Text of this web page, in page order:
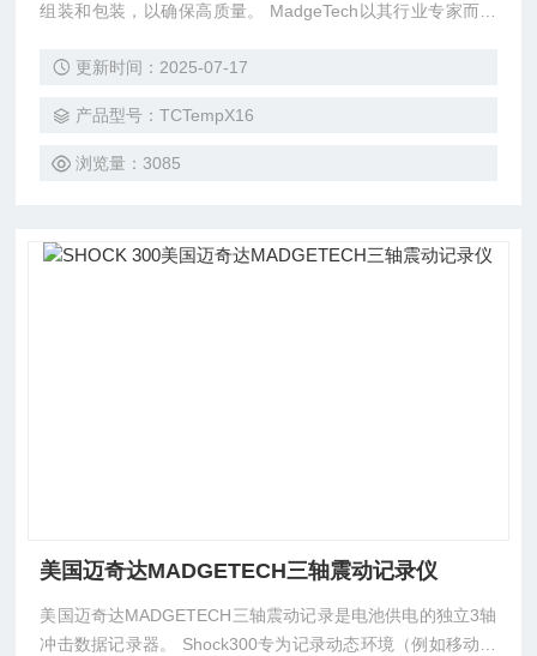
组装和包装，以确保高质量。 MadgeTech以其行业专家而著
包含4、8、12和16通道热电偶数据记录器的读取速度。
更新时间：2025-07-17
产品型号：TCTempX16
浏览量：3085
美国迈奇达MADGETECH三轴震动记录仪
美国迈奇达MADGETECH三轴震动记录是电池供电的独立3轴
冲击数据记录器。 Shock300专为记录动态环境（例如移动的